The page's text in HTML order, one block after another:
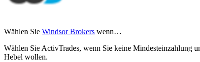
Wählen Sie Windsor Brokers wenn…
Wählen Sie ActivTrades, wenn Sie keine Mindesteinzahlung
Hebel wollen.